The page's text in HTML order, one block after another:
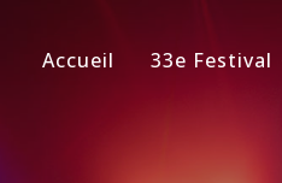
du
2026
Accueil 33e Festival